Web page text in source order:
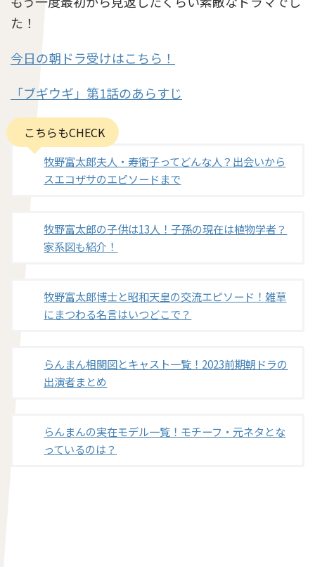
た！
今日の朝ドラ受けはこちら！
「ブギウギ」第1話のあらすじ
こちらもCHECK
牧野富太郎夫人・寿衛子ってどんな人？出会いから
スエコザサのエピソードまで
牧野富太郎の子供は13人！子孫の現在は植物学者？
家系図も紹介！
牧野富太郎博士と昭和天皇の交流エピソード！雑草
にまつわる名言はいつどこで？
らんまん相関図とキャスト一覧！2023前期朝ドラの
出演者まとめ
らんまんの実在モデル一覧！モチーフ・元ネタとな
っているのは？